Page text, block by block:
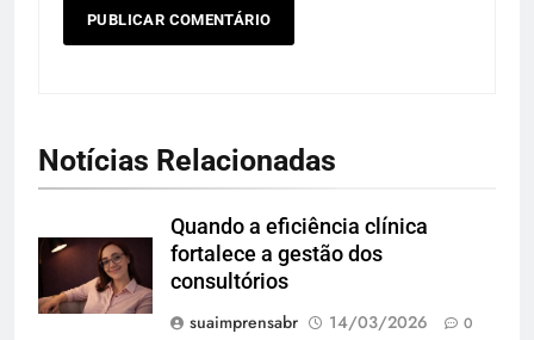
Notícias Relacionadas
Quando a eficiência clínica
fortalece a gestão dos
consultórios
suaimprensabr
14/03/2026 0